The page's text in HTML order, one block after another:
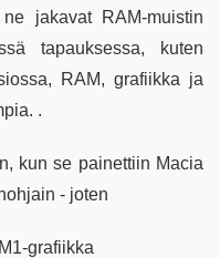
jakavat RAM-muistin
tapauksessa, kuten
RAM, grafiikka ja
.
kun se painettiin Macia
- joten
grafiikka